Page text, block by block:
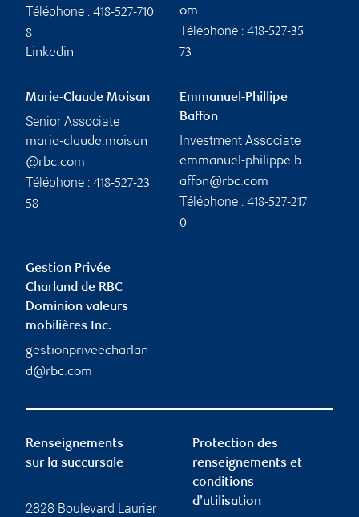
Téléphone : 418-527-710
8
Linkedin
om
Téléphone : 418-527-35
73
Marie-Claude Moisan
Senior Associate
marie-claude.moisan
@rbc.com
Téléphone : 418-527-23
58
Emmanuel-Phillipe
Baffon
Investment Associate
emmanuel-philippe.b
affon@rbc.com
Téléphone : 418-527-217
0
Gestion Privée
Charland de RBC
Dominion valeurs
mobilières Inc.
gestionpriveecharlan
d@rbc.com
Renseignements
sur la succursale
2828 Boulevard Laurier
Protection des
renseignements et
conditions
d’utilisation